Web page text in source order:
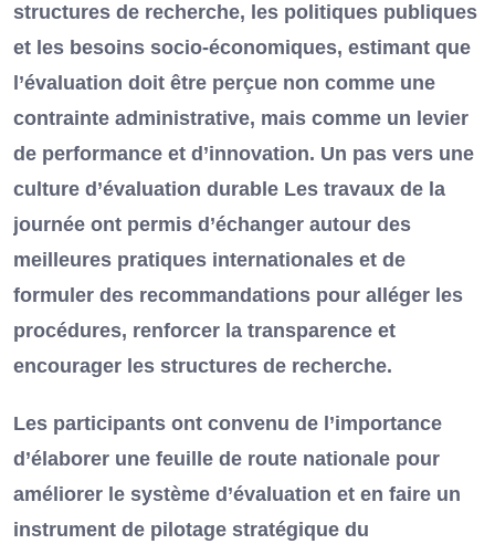
structures de recherche, les politiques publiques
et les besoins socio-économiques, estimant que
l’évaluation doit être perçue non comme une
contrainte administrative, mais comme un levier
de performance et d’innovation. Un pas vers une
culture d’évaluation durable Les travaux de la
journée ont permis d’échanger autour des
meilleures pratiques internationales et de
formuler des recommandations pour alléger les
procédures, renforcer la transparence et
encourager les structures de recherche.
Les participants ont convenu de l’importance
d’élaborer une feuille de route nationale pour
améliorer le système d’évaluation et en faire un
instrument de pilotage stratégique du